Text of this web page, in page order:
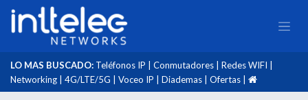
LO MAS BUSCADO: Teléfonos IP Conmutadores Redes WIFI
Networking
4G/LTE/5G Voceo IP Diademas Ofertas